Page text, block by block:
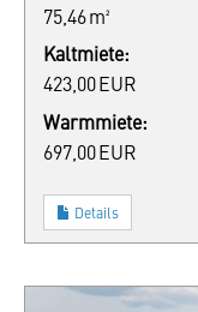
75,46 m²
Kaltmiete:
423,00 EUR
Warmmiete:
697,00 EUR
Details